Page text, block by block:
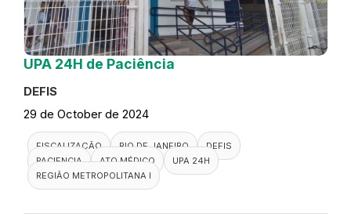
UPA 24H de Paciência
DEFIS
29 de October de 2024
FISCALIZAÇÃO RIO DE JANEIRO
DEFIS
PACIENCIA
ATO MÉDICO
UPA 24H
REGIÃO METROPOLITANA I